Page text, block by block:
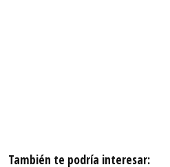
También te podría interesar: